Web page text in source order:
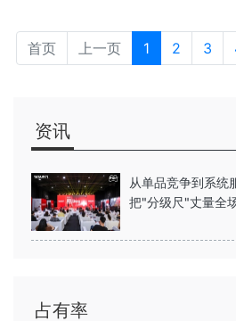
首页 上一页 1 2 3
资讯
从单品竞争到系统
把"分级尺"丈量全
占有率